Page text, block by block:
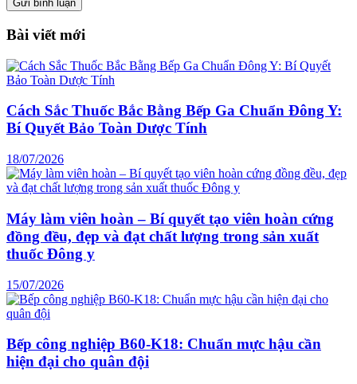
Bài viết mới
Cách Sắc Thuốc Bắc Bằng Bếp Ga Chuẩn Đông Y:
Bí Quyết Bảo Toàn Dược Tính
18/07/2026
Máy làm viên hoàn – Bí quyết tạo viên hoàn cứng
đồng đều, đẹp và đạt chất lượng trong sản xuất
thuốc Đông y
15/07/2026
Bếp công nghiệp B60-K18: Chuẩn mực hậu cần
hiện đại cho quân đội